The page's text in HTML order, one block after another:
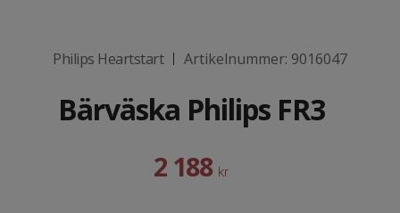
Philips Heartstart | Artikelnummer: 9016047
Bärväska Philips FR3
2 188 kr